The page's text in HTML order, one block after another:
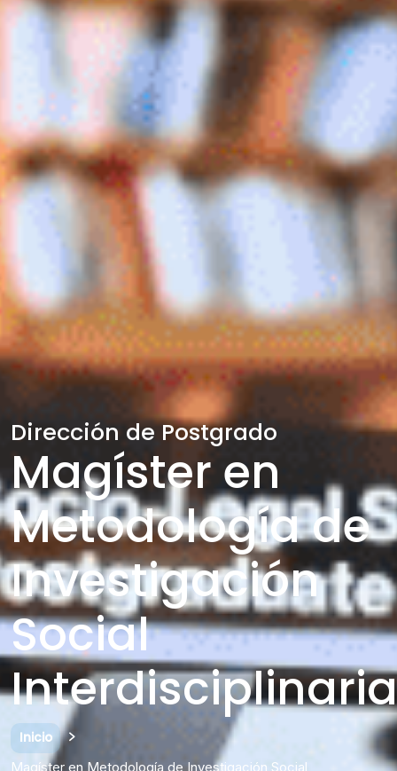
Dirección de Postgrado
Magíster en
Metodología de
Investigación
Social
Interdisciplinaria
Inicio
Magíster en Metodología de Investigación Social